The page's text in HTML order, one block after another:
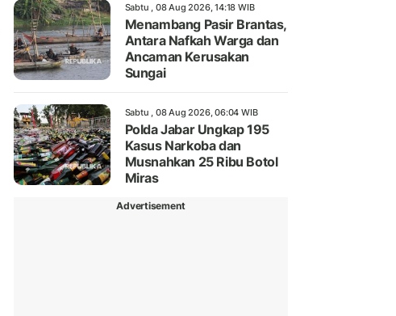
Sabtu , 08 Aug 2026, 14:18 WIB
Menambang Pasir Brantas,
Antara Nafkah Warga dan
Ancaman Kerusakan
Sungai
Sabtu , 08 Aug 2026, 06:04 WIB
Polda Jabar Ungkap 195
Kasus Narkoba dan
Musnahkan 25 Ribu Botol
Miras
Advertisement